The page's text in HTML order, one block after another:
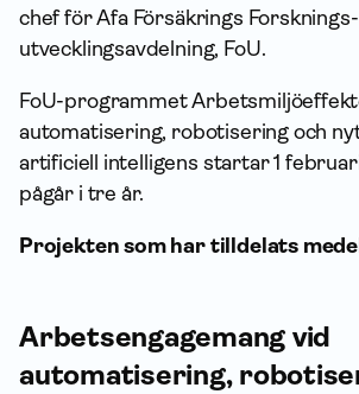
chef för Afa Försäkrings
utvecklingsavdelning, FoU.
FoU-programmet
automatisering, robotisering och
artificiell intelligens startar 1
pågår i tre år.
Projekten som har tilldelats
Arbetsengagemang vid
automatisering,